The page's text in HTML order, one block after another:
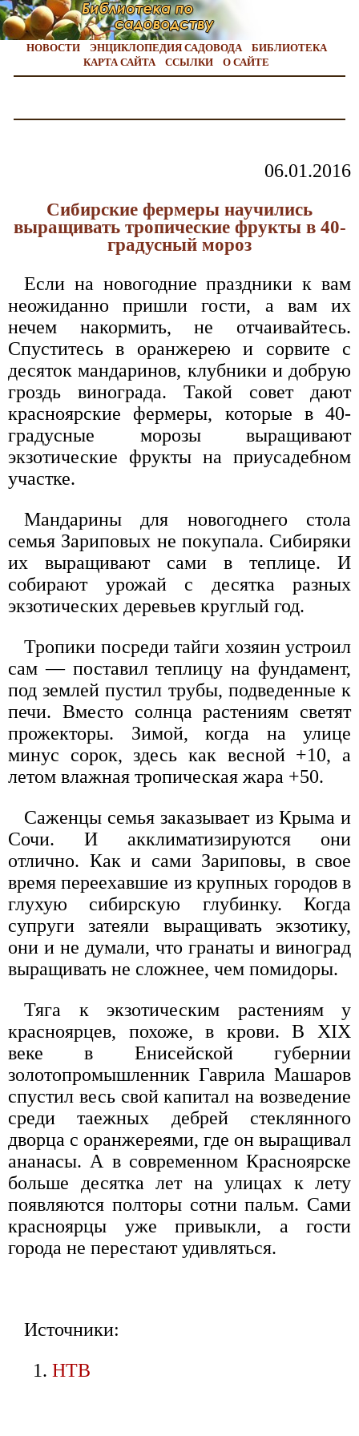
НОВОСТИ ЭНЦИКЛОПЕДИЯ САДОВОДА
БИБЛИОТЕКА
КАРТА САЙТА
ССЫЛКИ О САЙТЕ
06.01.2016
Сибирские фермеры научились
выращивать тропические фрукты в 40-
градусный мороз
Если на новогодние праздники к вам
неожиданно пришли гости, а вам их
нечем накормить, не отчаивайтесь.
Спуститесь в оранжерею и сорвите с
десяток мандаринов, клубники и добрую
гроздь винограда. Такой совет дают
красноярские фермеры, которые в 40-
градусные морозы выращивают
экзотические фрукты на приусадебном
участке.
Мандарины для новогоднего стола
семья Зариповых не покупала. Сибиряки
их выращивают сами в теплице. И
собирают урожай с десятка разных
экзотических деревьев круглый год.
Тропики посреди тайги хозяин устроил
сам — поставил теплицу на фундамент,
под землей пустил трубы, подведенные к
печи. Вместо солнца растениям светят
прожекторы. Зимой, когда на улице
минус сорок, здесь как весной +10, а
летом влажная тропическая жара +50.
Саженцы семья заказывает из Крыма и
Сочи. И акклиматизируются они
отлично. Как и сами Зариповы, в свое
время переехавшие из крупных городов в
глухую сибирскую глубинку. Когда
супруги затеяли выращивать экзотику,
они и не думали, что гранаты и виноград
выращивать не сложнее, чем помидоры.
Тяга к экзотическим растениям у
красноярцев, похоже, в крови. В XIX
веке в Енисейской губернии
золотопромышленник Гаврила Машаров
спустил весь свой капитал на возведение
среди таежных дебрей стеклянного
дворца с оранжереями, где он выращивал
ананасы. А в современном Красноярске
больше десятка лет на улицах к лету
появляются полторы сотни пальм. Сами
красноярцы уже привыкли, а гости
города не перестают удивляться.
Источники:
НТВ